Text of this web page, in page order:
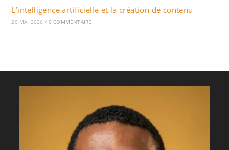
L’intelligence artificielle et la création de contenu
20 MAI 2026 / 0 COMMENTAIRE